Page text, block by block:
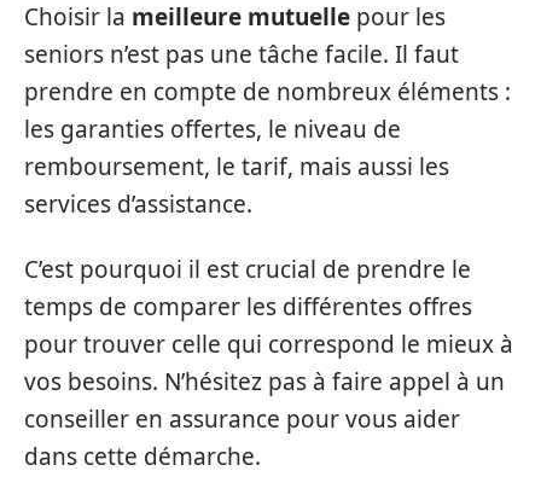
Choisir la meilleure mutuelle pour les
seniors n’est pas une tâche facile. Il faut
prendre en compte de nombreux éléments :
les garanties offertes, le niveau de
remboursement, le tarif, mais aussi les
services d’assistance.
C’est pourquoi il est crucial de prendre le
temps de comparer les différentes offres
pour trouver celle qui correspond le mieux à
vos besoins. N’hésitez pas à faire appel à un
conseiller en assurance pour vous aider
dans cette démarche.